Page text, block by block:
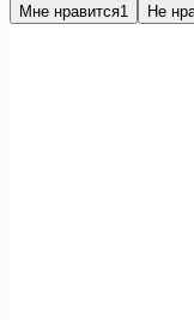
Мне нравится1 Не